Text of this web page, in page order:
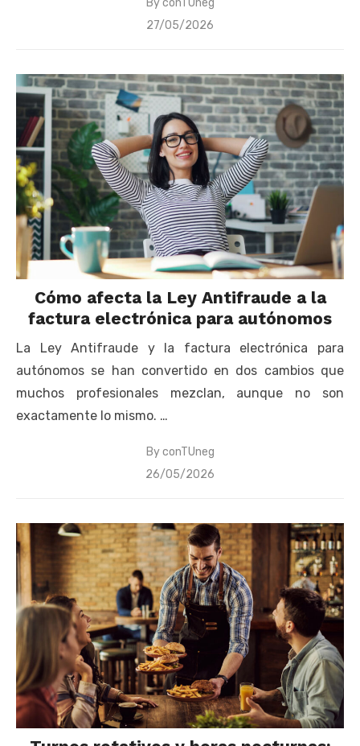
ByconTUneg
Posted
27/05/2026
Cómo afecta la Ley Antifraude a la
factura electrónica para autónomos
La Ley Antifraude y la factura electrónica para
autónomos se han convertido en dos cambios que
muchos profesionales mezclan, aunque no son
exactamente lo mismo. …
ByconTUneg
Posted
26/05/2026